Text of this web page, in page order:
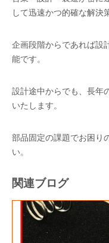
して迅速かつ的確な解決
企画段階からであれば設
能です。
設計途中からでも、長年
いたします。
部品固定の課題でお困り
い。
関連ブログ